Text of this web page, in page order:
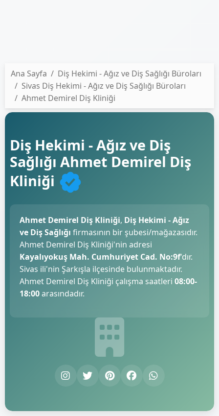
Ana Sayfa
Diş Hekimi - Ağız ve Diş Sağlığı Büroları
Sivas Diş Hekimi - Ağız ve Diş Sağlığı Büroları
Ahmet Demirel Diş Kliniği
Diş Hekimi - Ağız ve Diş
Sağlığı Ahmet Demirel Diş
Kliniği
Ahmet Demirel Diş Kliniği, Diş Hekimi - Ağız
ve Diş Sağlığı firmasının bir şubesi/mağazasıdır.
Ahmet Demirel Diş Kliniği'nin adresi
Kayalıyokuş Mah. Cumhuriyet Cad. No:9f'dır.
Sivas ili'nin Şarkışla ilçesinde bulunmaktadır.
Ahmet Demirel Diş Kliniği çalışma saatleri 08:00-
18:00arasındadır.